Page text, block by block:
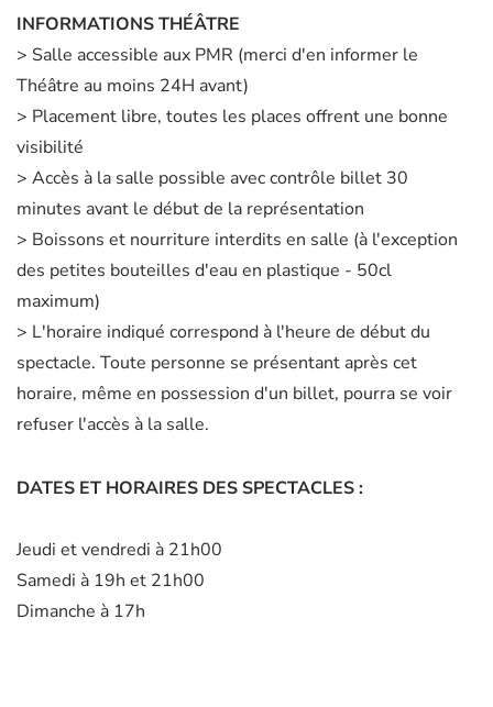
INFORMATIONS THÉÂTRE
> Salle accessible aux PMR (merci d'en informer le
Théâtre au moins 24H avant)
> Placement libre, toutes les places offrent une bonne
visibilité
> Accès à la salle possible avec contrôle billet 30
minutes avant le début de la représentation
> Boissons et nourriture interdits en salle (à l'exception
des petites bouteilles d'eau en plastique - 50cl
maximum)
> L'horaire indiqué correspond à l'heure de début du
spectacle. Toute personne se présentant après cet
horaire, même en possession d'un billet, pourra se voir
refuser l'accès à la salle.
DATES ET HORAIRES DES SPECTACLES :
Jeudi et vendredi à 21h00
Samedi à 19h et 21h00
Dimanche à 17h